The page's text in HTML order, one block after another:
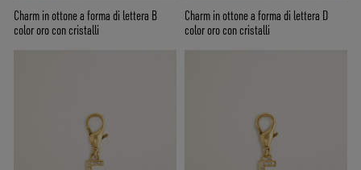
Charm in ottone a forma di lettera B
color oro con cristalli
Charm in ottone a forma di lettera D
color oro con cristalli